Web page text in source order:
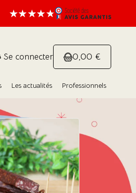
Se connecter 0,00 €
Les actualités Professionnels